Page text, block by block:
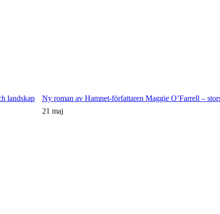
Ny roman av Hamnet-författaren Maggie O’Farrell –
21 maj